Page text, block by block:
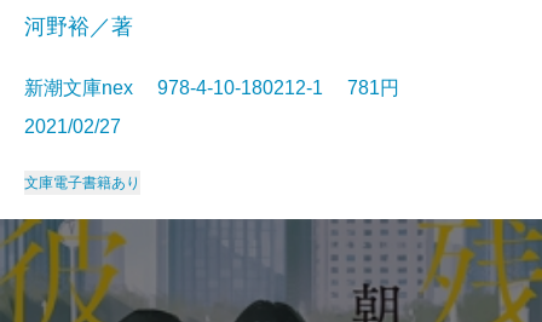
河野裕／著
新潮文庫nex 978-4-10-180212-1 781円
2021/02/27
文庫電子書籍あり